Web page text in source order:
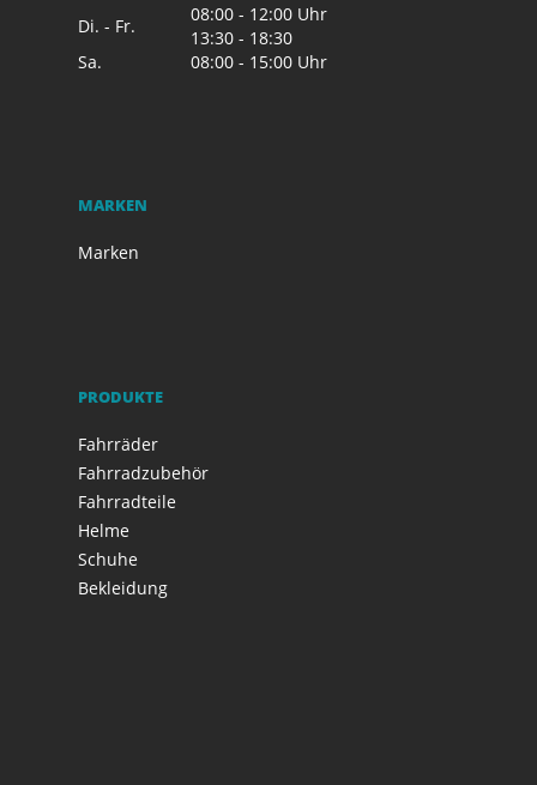
Di. - Fr.
08:00 - 12:00 Uhr
13:30 - 18:30
Sa.
08:00 - 15:00 Uhr
MARKEN
Marken
PRODUKTE
Fahrräder
Fahrradzubehör
Fahrradteile
Helme
Schuhe
Bekleidung